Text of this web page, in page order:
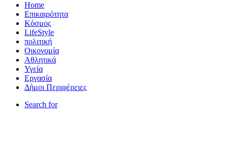
Home
Επικαιρότητα
Κόσμος
LifeStyle
πολιτική
Οικονομία
Αθλητικά
Υγεία
Εργασία
Δήμοι Περιφέρειες
Search for